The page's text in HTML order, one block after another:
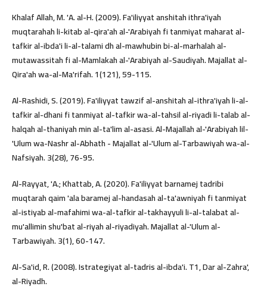
Khalaf Allah, M. 'A. al-H. (2009). Fa'iliyyat anshitah ithra'iyah
muqtarahah li-kitab al-qira'ah al-'Arabiyah fi tanmiyat maharat al-
tafkir al-ibda'i li-al-talami dh al-mawhubin bi-al-marhalah al-
mutawassitah fi al-Mamlakah al-'Arabiyah al-Saudiyah. Majallat al-
Qira'ah wa-al-Ma'rifah. 1(121), 59-115.
Al-Rashidi, S. (2019). Fa'iliyyat tawzif al-anshitah al-ithra'iyah li-al-
tafkir al-dhani fi tanmiyat al-tafkir wa-al-tahsil al-riyadi li-talab al-
halqah al-thaniyah min al-ta'lim al-asasi. Al-Majallah al-'Arabiyah lil-
'Ulum wa-Nashr al-Abhath - Majallat al-'Ulum al-Tarbawiyah wa-al-
Nafsiyah. 3(28), 76-95.
Al-Rayyat, 'A.; Khattab, A. (2020). Fa'iliyyat barnamej tadribi
muqtarah qaim 'ala baramej al-handasah al-ta'awniyah fi tanmiyat
al-istiyab al-mafahimi wa-al-tafkir al-takhayyuli li-al-talabat al-
mu'allimin shu'bat al-riyah al-riyadiyah. Majallat al-'Ulum al-
Tarbawiyah. 3(1), 60-147.
Al-Sa'id, R. (2008). Istrategiyat al-tadris al-ibda'i. T1, Dar al-Zahra',
al-Riyadh.